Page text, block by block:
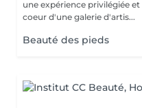
une expérience privilégiée
coeur d'une galerie d'artis...
Beauté des pieds